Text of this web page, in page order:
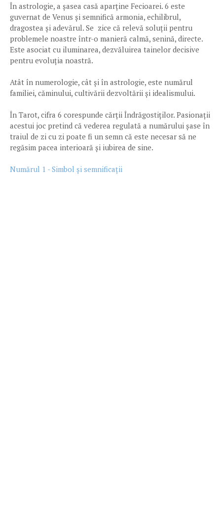
În astrologie, a șasea casă aparține Fecioarei. 6 este
guvernat de Venus și semnifică armonia, echilibrul,
dragostea și adevărul. Se zice că relevă soluții pentru
problemele noastre într-o manieră calmă, senină, directe.
Este asociat cu iluminarea, dezvăluirea tainelor decisive
pentru evoluția noastră.
Atât în numerologie, cât și în astrologie, este numărul
familiei, căminului, cultivării dezvoltării și idealismului.
În Tarot, cifra 6 corespunde cărții Îndrăgostiților. Pasionații
acestui joc pretind că vederea regulată a numărului șase în
traiul de zi cu zi poate fi un semn că este necesar să ne
regăsim pacea interioară și iubirea de sine.
Numărul 1 - Simbol și semnificații